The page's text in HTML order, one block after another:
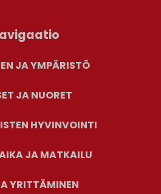
JA YMPÄRISTÖ
JA NUORET
HYVINVOINTI
JA MATKAILU
YRITTÄMINEN